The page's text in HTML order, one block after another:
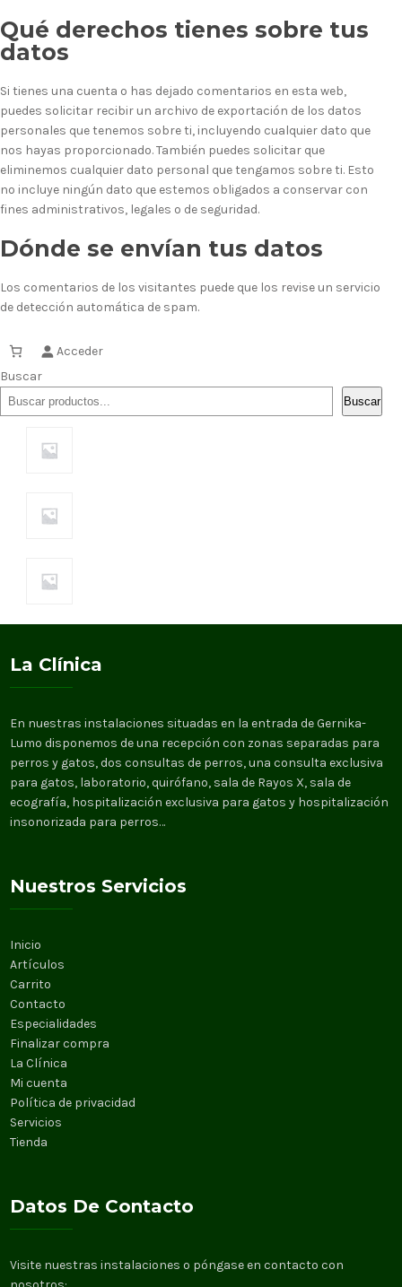
Qué derechos tienes sobre tus
datos
Si tienes una cuenta o has dejado comentarios en esta web,
puedes solicitar recibir un archivo de exportación de los datos
personales que tenemos sobre ti, incluyendo cualquier dato que
nos hayas proporcionado. También puedes solicitar que
eliminemos cualquier dato personal que tengamos sobre ti. Esto
no incluye ningún dato que estemos obligados a conservar con
fines administrativos, legales o de seguridad.
Dónde se envían tus datos
Los comentarios de los visitantes puede que los revise un servicio
de detección automática de spam.
Acceder
Buscar
Buscar
La Clínica
En nuestras instalaciones situadas en la entrada de Gernika-
Lumo disponemos de una recepción con zonas separadas para
perros y gatos, dos consultas de perros, una consulta exclusiva
para gatos, laboratorio, quirófano, sala de Rayos X, sala de
ecografía, hospitalización exclusiva para gatos y hospitalización
insonorizada para perros…
Nuestros Servicios
Inicio
Artículos
Carrito
Contacto
Especialidades
Finalizar compra
La Clínica
Mi cuenta
Política de privacidad
Servicios
Tienda
Datos De Contacto
Visite nuestras instalaciones o póngase en contacto con